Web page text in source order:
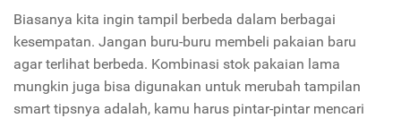
Biasanya kita ingin tampil berbeda dalam berbagai
kesempatan. Jangan buru-buru membeli pakaian baru
agar terlihat berbeda. Kombinasi stok pakaian lama
mungkin juga bisa digunakan untuk merubah tampilan
smart tipsnya adalah, kamu harus pintar-pintar mencari